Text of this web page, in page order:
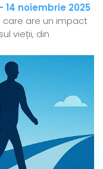
– 14 noiembrie 2025
are un impact
vieții, din